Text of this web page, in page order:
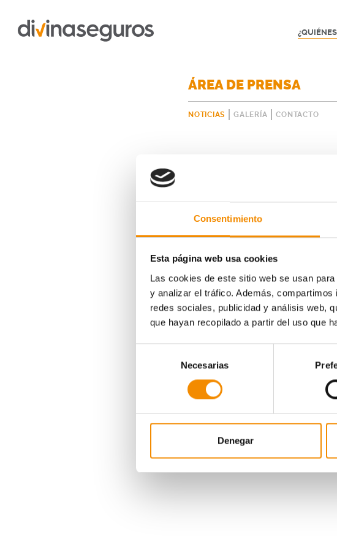
Consentimiento
Esta página web usa cookies
Las cookies de este sitio web se usan
y analizar el tráfico. Además,
redes sociales, publicidad y análisis web,
que hayan recopilado a partir del uso que
consentimiento
Necesarias
Denegar
ÁREA DE PRENSA
NOTICIAS GALERÍA CONTACTO
La Volta a Peu al Cabanyal, que
als Barris de Sant Marcel·lí i Sant
próximo 4 de noviembre con la
y cuenta con el patrocinio de
Consulta la clasificación completa